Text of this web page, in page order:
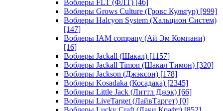
Воблеры FLT (ФЛТ) [46]
Воблеры Grows Culture (Гровс Культур) [999]
Воблеры Halcyon System (Хальцион Систем)
[147]
Воблеры IAM company (Ай Эм Компани)
[16]
Воблеры Jackall (Шакал) [1157]
Воблеры Jackall Timon (Шакал Тимон) [320]
Воблеры Jackson (Джэксон) [178]
Воблеры Kosadaka (Косадака) [2345]
Воблеры Little Jack (Литтл Джэк) [66]
Воблеры LiveTarget (ЛайвТаргет) [0]